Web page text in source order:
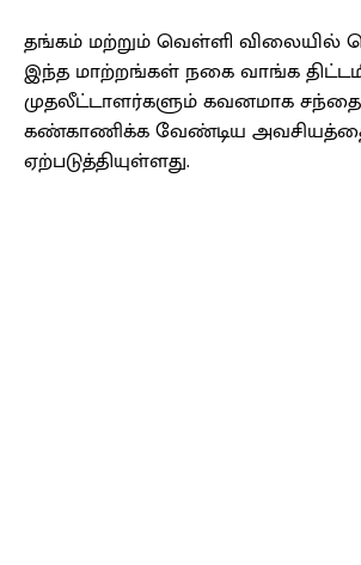
தங்கம் மற்றும் வெள்ளி விலையில்
இந்த மாற்றங்கள் நகை வாங்க
முதலீட்டாளர்களும் கவனமாக
கண்காணிக்க வேண்டிய
ஏற்படுத்தியுள்ளது.